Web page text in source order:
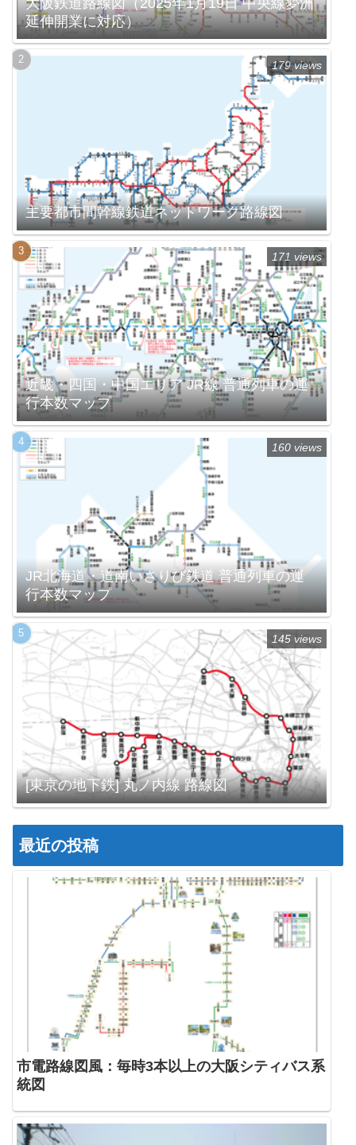
延伸開業に対応）
主要都市間幹線鉄道ネットワーク路線図
179 views
近畿・四国・中国エリア JR線 普通列車の運
行本数マップ
171 views
JR北海道・道南いさりび鉄道 普通列車の運
行本数マップ
160 views
[東京の地下鉄] 丸ノ内線 路線図
145 views
最近の投稿
市電路線図風：毎時3本以上の大阪シティバス系
統図